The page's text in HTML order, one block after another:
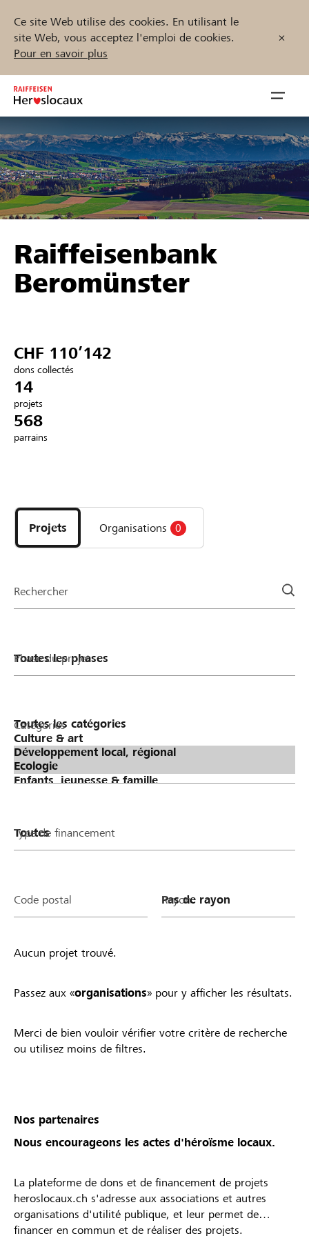
Ce site Web utilise des cookies. En utilisant le
site Web, vous acceptez l'emploi de cookies.
Pour en savoir plus
Inhalt
springen
öffnen
Parrainer
Soutien & assistance
Se connecter
Trouvez des projets et des organisations
Démarrez maintenant
DE FR IT
Raiffeisenbank
Beromünster
CHF 110’142
dons collectés
14
projets
568
parrains
les
projets
et
la
Projets Organisations 0
Rechercher
Phase du projet
Catégories
Type de financement
Code postal Rayon
Aucun projet trouvé.
Passez aux «organisations» pour y afficher les résultats.
Merci de bien vouloir vérifier votre critère de recherche
ou utilisez moins de filtres.
Nos partenaires
Nous encourageons les actes d'héroïsme locaux.
La plateforme de dons et de financement de projets
heroslocaux.ch s'adresse aux associations et autres
organisations d'utilité publique, et leur permet de
financer en commun et de réaliser des projets.